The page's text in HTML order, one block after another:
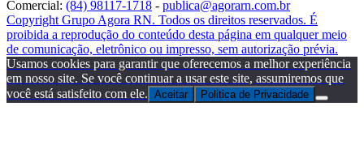
Comercial: (84) 98117-1718 - publica@agorarn.com.br
Copyright Grupo Agora RN. Todos os direitos reservados. É
proibida a reprodução do conteúdo desta página em qualquer meio
de comunicação, eletrônico ou impresso, sem autorização prévia.
Usamos cookies para garantir que oferecemos a melhor experiência
em nosso site. Se você continuar a usar este site, assumiremos que
você está satisfeito com ele. Aceitar Politica de Privacidade